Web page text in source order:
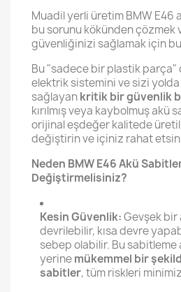
Muadil yerli üretim BMW E46
bu sorunu kökünden çözmek
güvenliğinizi sağlamak için
Bu "sadece bir plastik parça"
elektrik sistemini ve sizi yolda
sağlayankritik bir güvenlik
kırılmış veya kaybolmuş akü
orijinal eşdeğer kalitede
değiştirin ve içiniz rahat
Neden BMW E46 Akü
Değiştirmelisiniz?
Kesin Güvenlik:Gevşek bir
devrilebilir, kısa devre
sebep olabilir. Bu sabitleme
yerinemükemmel bir
sabitler, tüm riskleri